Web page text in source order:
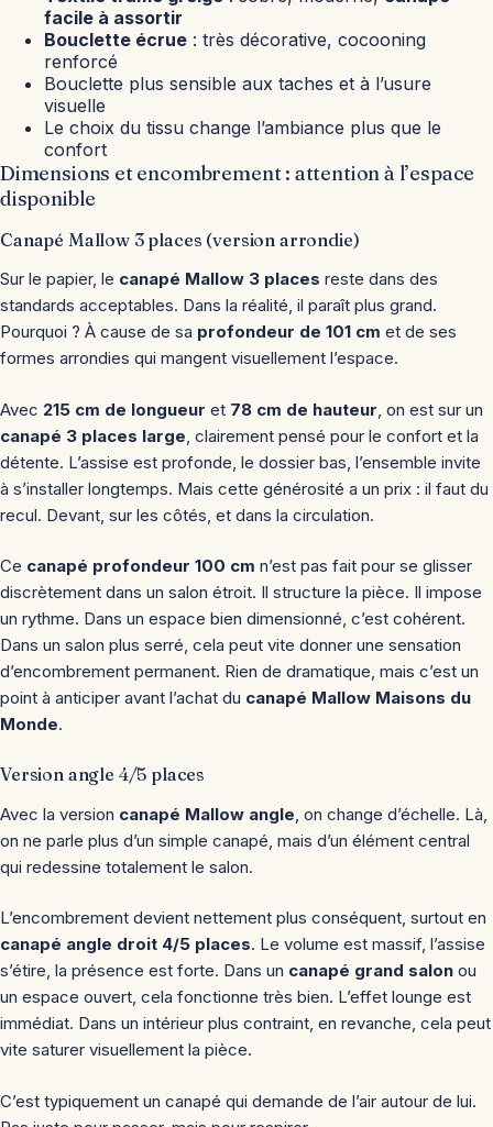
facile à assortir
Bouclette écrue : très décorative, cocooning
renforcé
Bouclette plus sensible aux taches et à l’usure
visuelle
Le choix du tissu change l’ambiance plus que le
confort
Dimensions et encombrement : attention à l’espace
disponible
Canapé Mallow 3 places (version arrondie)
Sur le papier, le canapé Mallow 3 places reste dans des
standards acceptables. Dans la réalité, il paraît plus grand.
Pourquoi ? À cause de sa profondeur de 101 cm et de ses
formes arrondies qui mangent visuellement l’espace.
Avec 215 cm de longueur et 78 cm de hauteur, on est sur un
canapé 3 places large, clairement pensé pour le confort et la
détente. L’assise est profonde, le dossier bas, l’ensemble invite
à s’installer longtemps. Mais cette générosité a un prix : il faut du
recul. Devant, sur les côtés, et dans la circulation.
Ce canapé profondeur 100 cm n’est pas fait pour se glisser
discrètement dans un salon étroit. Il structure la pièce. Il impose
un rythme. Dans un espace bien dimensionné, c’est cohérent.
Dans un salon plus serré, cela peut vite donner une sensation
d’encombrement permanent. Rien de dramatique, mais c’est un
point à anticiper avant l’achat du canapé Mallow Maisons du
Monde.
Version angle 4/5 places
Avec la version canapé Mallow angle , on change d’échelle. Là,
on ne parle plus d’un simple canapé, mais d’un élément central
qui redessine totalement le salon.
L’encombrement devient nettement plus conséquent, surtout en
canapé angle droit 4/5 places. Le volume est massif, l’assise
s’étire, la présence est forte. Dans un canapé grand salon ou
un espace ouvert, cela fonctionne très bien. L’effet lounge est
immédiat. Dans un intérieur plus contraint, en revanche, cela peut
vite saturer visuellement la pièce.
C’est typiquement un canapé qui demande de l’air autour de lui.